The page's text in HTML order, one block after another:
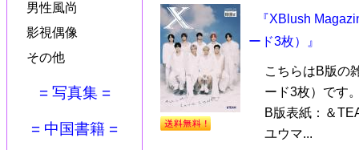
男性風尚
影視偶像
その他
= 写真集 =
= 中国書籍 =
『XBlush
ード3枚）』
こちらはB版の
ード3枚）です
B版表紙：＆
ユウマ...